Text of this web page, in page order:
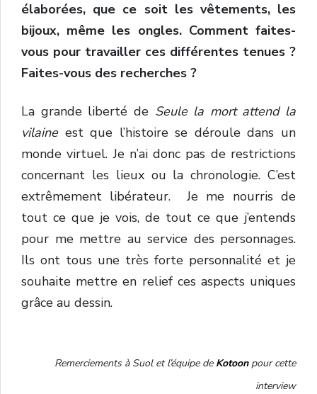
élaborées, que ce soit les vêtements, les
bijoux, même les ongles. Comment faites-
vous pour travailler ces différentes tenues ?
Faites-vous des recherches ?
La grande liberté de Seule la mort attend la
vilaineest que l’histoire se déroule dans un
monde virtuel. Je n’ai donc pas de restrictions
concernant les lieux ou la chronologie. C’est
extrêmement libérateur. Je me nourris de
tout ce que je vois, de tout ce que j’entends
pour me mettre au service des personnages.
Ils ont tous une très forte personnalité et je
souhaite mettre en relief ces aspects uniques
grâce au dessin.
Remerciements à Suol et l’équipe de Kotoonpour cette
interview